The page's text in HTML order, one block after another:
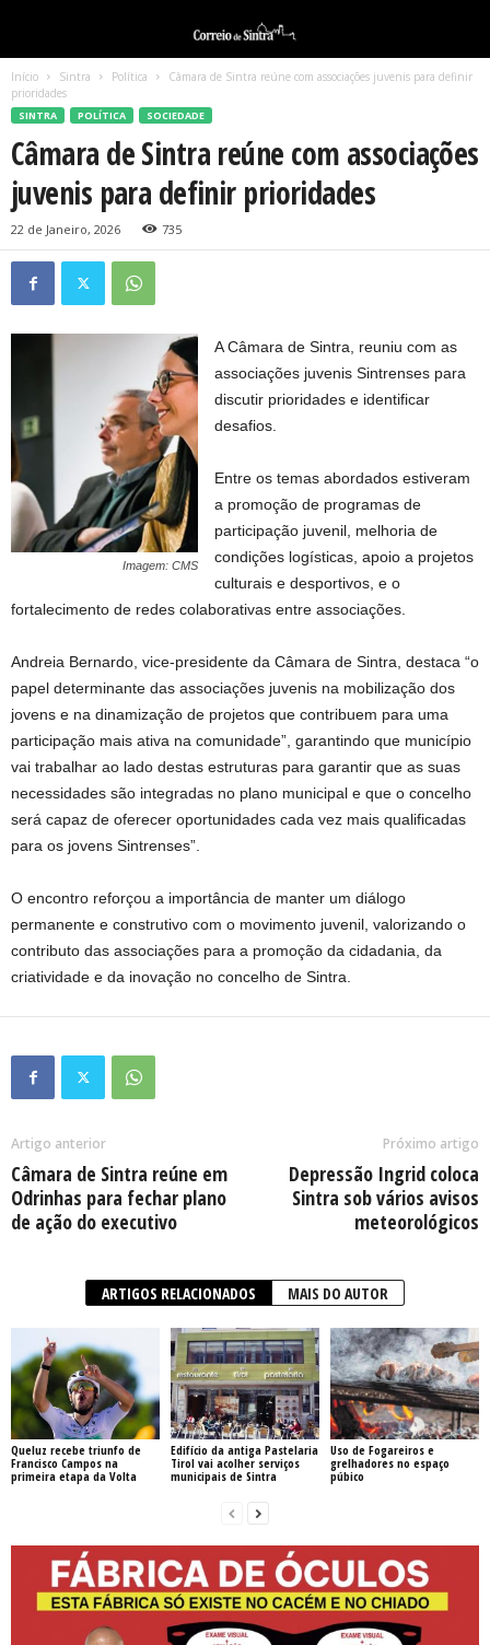
Início Sintra Política
Câmara de Sintra reúne com associações juvenis para definir
prioridades
SINTRA POLÍTICA SOCIEDADE
Câmara de Sintra reúne com associações
juvenis para definir prioridades
22 de Janeiro, 2026 735
Imagem: CMS
A Câmara de Sintra, reuniu com as
associações juvenis Sintrenses para
discutir prioridades e identificar
desafios.
Entre os temas abordados estiveram
a promoção de programas de
participação juvenil, melhoria de
condições logísticas, apoio a projetos
culturais e desportivos, e o
fortalecimento de redes colaborativas entre associações.
Andreia Bernardo, vice-presidente da Câmara de Sintra, destaca “o
papel determinante das associações juvenis na mobilização dos
jovens e na dinamização de projetos que contribuem para uma
participação mais ativa na comunidade”, garantindo que município
vai trabalhar ao lado destas estruturas para garantir que as suas
necessidades são integradas no plano municipal e que o concelho
será capaz de oferecer oportunidades cada vez mais qualificadas
para os jovens Sintrenses”.
O encontro reforçou a importância de manter um diálogo
permanente e construtivo com o movimento juvenil, valorizando o
contributo das associações para a promoção da cidadania, da
criatividade e da inovação no concelho de Sintra.
Artigo anterior
Câmara de Sintra reúne em
Odrinhas para fechar plano
de ação do executivo
Próximo artigo
Depressão Ingrid coloca
Sintra sob vários avisos
meteorológicos
ARTIGOS RELACIONADOS MAIS DO AUTOR
Queluz recebe triunfo de
Francisco Campos na
primeira etapa da Volta
Edifício da antiga Pastelaria
Tirol vai acolher serviços
municipais de Sintra
Uso de Fogareiros e
grelhadores no espaço
púbico